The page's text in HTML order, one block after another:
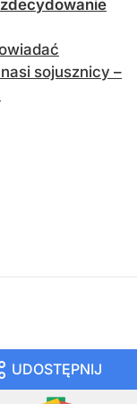
sojusznicy –
UDOSTĘPNIJ